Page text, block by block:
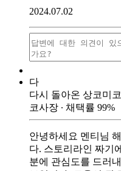
2024.07.02
다
다시 돌아온 상코미코
코사장 ∙ 채택률 99%
안녕하세요 멘티님
다. 스토리라인 짜기
분에 관심도를 드러